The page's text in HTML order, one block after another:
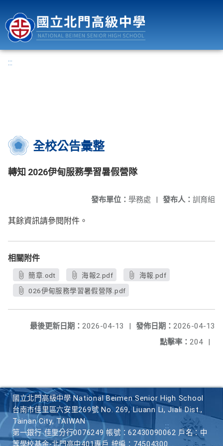
:::
全校公告彙整
轉知 2026伊甸服務學習暑假營隊
發布人： 訓育組
發布單位： 學務處 |
其餘資訊請參閱附件。
相關附件
簡章.odt 海報2.pdf
海報.pdf
026伊甸服務學習暑假營隊.pdf
發佈日期： 2026-04-13
最後更新日期： 2026-04-13
|
點擊率： 204 |
國立北門高級中學 National Beimen Senior High School
台南市佳里區六安里269號 No. 269, Liuann Li, Jiali Dist.,
Tainan City, TAIWAN
第一銀行 佳里分行0076249 帳號：62430090062 戶名：中
等學校基金-北門高中401專戶 統編：74504300